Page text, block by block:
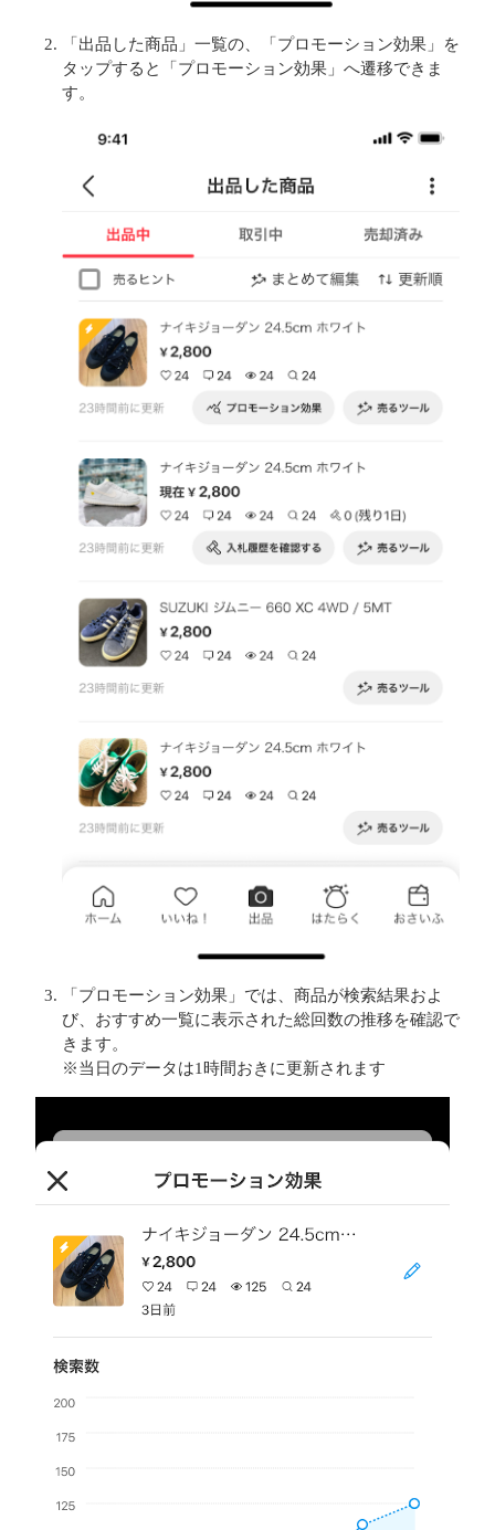
「出品した商品」一覧の、「プロモーション効果」を
タップすると「プロモーション効果」へ遷移できま
す。
「プロモーション効果」では、商品が検索結果およ
び、おすすめ一覧に表示された総回数の推移を確認で
きます。
※当日のデータは1時間おきに更新されます